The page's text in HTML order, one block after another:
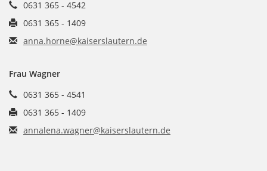
0631 365 - 4542
0631 365 - 1409
anna.horne@kaiserslautern.de
Frau Wagner
0631 365 - 4541
0631 365 - 1409
annalena.wagner@kaiserslautern.de